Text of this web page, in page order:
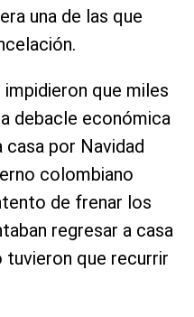
una de las que
que miles
debacle económica
casa por Navidad
colombiano
de frenar los
regresar a casa
tuvieron que recurrir